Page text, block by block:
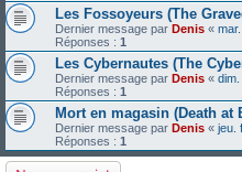
Les Fossoyeurs (The
Dernier message par Denis «
Réponses : 1
Les Cybernautes (The
Dernier message par Denis «
Réponses : 1
Mort en magasin (Death at
Dernier message par Denis « jeu.
Réponses : 1